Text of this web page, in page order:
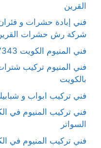
القرين
فني إبادة حشرات و
شركة رش حشرات
فني المنيوم الكويت 52227343
فني المنيوم تركيب
بالكويت
فني تركيب ابواب و
فني تركيب المنيوم في
السواتر
فني تركيب المنيوم في